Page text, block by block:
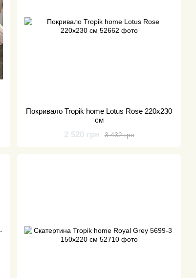
Покривало Tropik home Lotus Rose 220x230
см
3 432 грн
2 520 грн